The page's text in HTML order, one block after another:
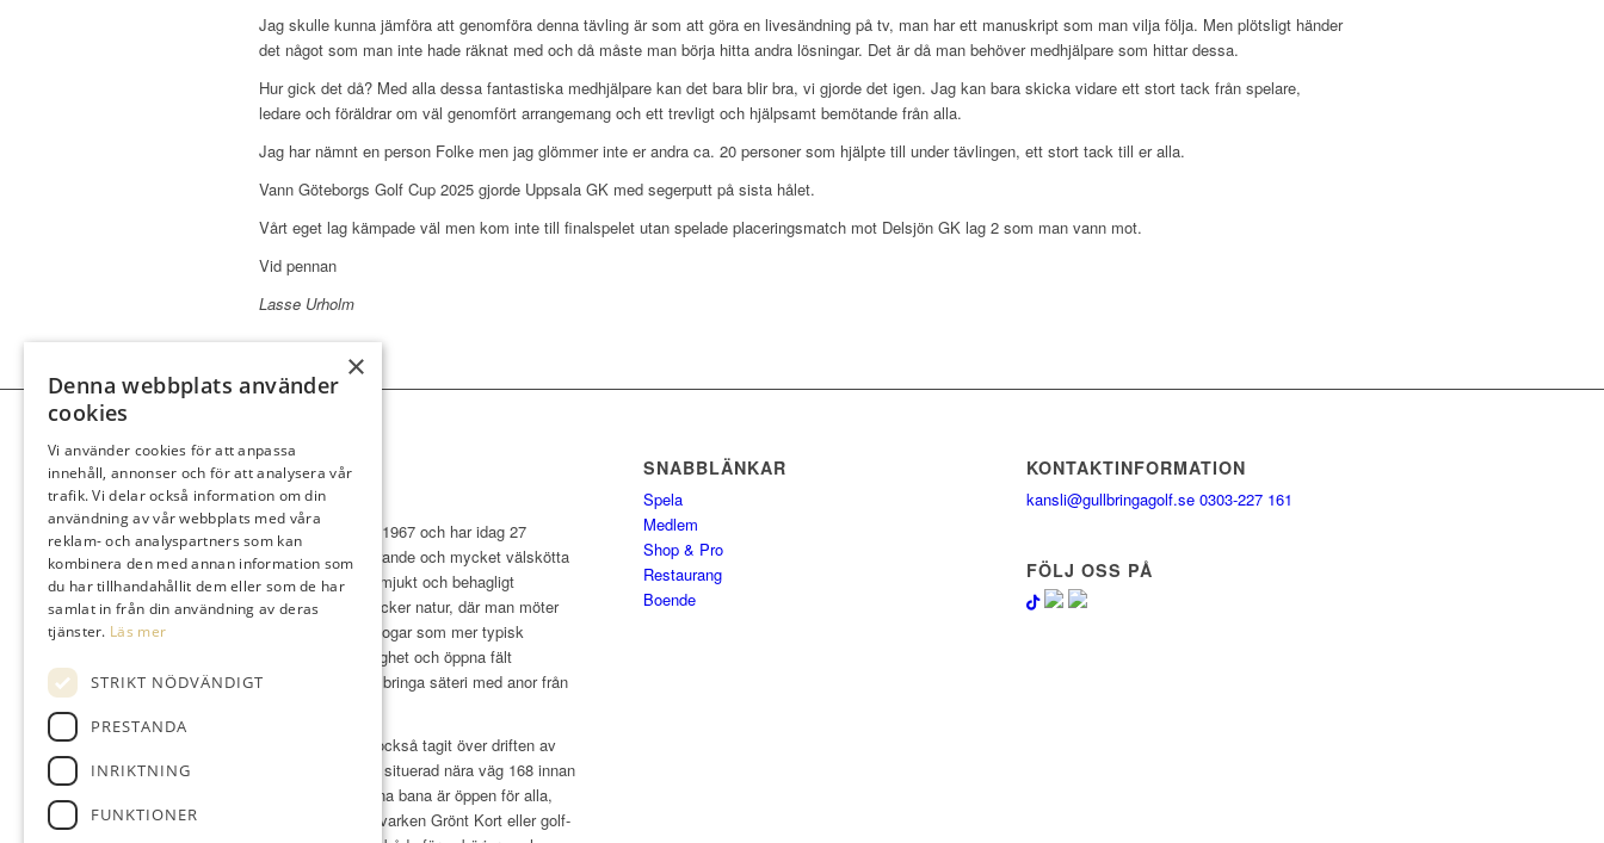
Jag skulle kunna jämföra att genomföra denna tävling är som att göra en livesändning på tv, man har ett manuskript som man vilja följa. Men plötsligt händer
det något som man inte hade räknat med och då måste man börja hitta andra lösningar. Det är då man behöver medhjälpare som hittar dessa.
Hur gick det då? Med alla dessa fantastiska medhjälpare kan det bara blir bra, vi gjorde det igen. Jag kan bara skicka vidare ett stort tack från spelare,
ledare och föräldrar om väl genomfört arrangemang och ett trevligt och hjälpsamt bemötande från alla.
Jag har nämnt en person Folke men jag glömmer inte er andra ca. 20 personer som hjälpte till under tävlingen, ett stort tack till er alla.
Vann Göteborgs Golf Cup 2025 gjorde Uppsala GK med segerputt på sista hålet.
Vårt eget lag kämpade väl men kom inte till finalspelet utan spelade placeringsmatch mot Delsjön GK lag 2 som man vann mot.
Vid pennan
Lasse Urholm
Klubben bildades 1967 och har idag 27
spännande, varierande och mycket välskötta
hål. Dessa ligger mjukt och behagligt
inbäddade i en vacker natur, där man möter
såväl stora bokskogar som mer typisk
bohuslänsk växtlighet och öppna fält
gränsande till Gullbringa säteri med anor från
Från 2025 har vi också tagit över driften av
Pay & Playbanan situerad nära väg 168 innan
stora banan. Denna bana är öppen för alla,
här behöver man varken Grönt Kort eller golf-
SNABBLÄNKAR
Spela
Medlem
Shop & Pro
Restaurang
Boende
KONTAKTINFORMATION
kansli@gullbringagolf.se 0303-227 161
FÖLJ OSS PÅ
×
Denna webbplats använder
cookies
Vi använder cookies för att anpassa
innehåll, annonser och för att analysera vår
trafik. Vi delar också information om din
användning av vår webbplats med våra
reklam- och analyspartners som kan
kombinera den med annan information som
du har tillhandahållit dem eller som de har
samlat in från din användning av deras
tjänster. Läs mer
STRIKT NÖDVÄNDIGT
PRESTANDA
INRIKTNING
FUNKTIONER